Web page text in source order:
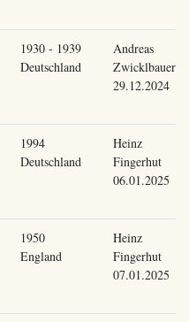
1930 - 1939
Deutschland
Andreas
Zwicklbauer
29.12.2024
1994
Deutschland
Heinz
Fingerhut
06.01.2025
1950
England
Heinz
Fingerhut
07.01.2025